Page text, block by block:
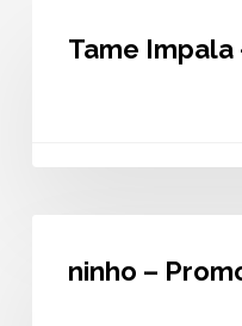
Tame
Promoninho –